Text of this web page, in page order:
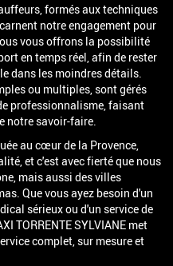
formés aux techniques
notre engagement pour
vous offrons la possibilité
en temps réel, afin de rester
dans les moindres détails.
ou multiples, sont gérés
professionnalisme, faisant
notre savoir-faire.
au cœur de la Provence,
et c'est avec fierté que nous
mais aussi des villes
Que vous ayez besoin d'un
sérieux ou d'un service de
TORRENTE SYLVIANE met
complet, sur mesure et